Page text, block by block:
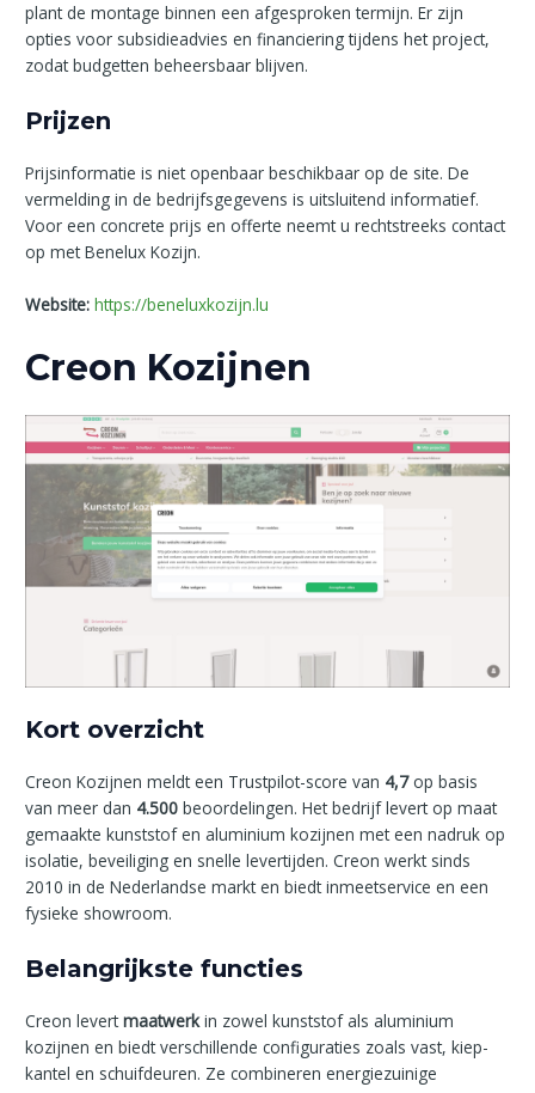
plant de montage binnen een afgesproken termijn. Er zijn
opties voor subsidieadvies en financiering tijdens het project,
zodat budgetten beheersbaar blijven.
Prijzen
Prijsinformatie is niet openbaar beschikbaar op de site. De
vermelding in de bedrijfsgegevens is uitsluitend informatief.
Voor een concrete prijs en offerte neemt u rechtstreeks contact
op met Benelux Kozijn.
Website: https://beneluxkozijn.lu
Creon Kozijnen
Kort overzicht
Creon Kozijnen meldt een Trustpilot-score van 4,7op basis
van meer dan 4.500 beoordelingen. Het bedrijf levert op maat
gemaakte kunststof en aluminium kozijnen met een nadruk op
isolatie, beveiliging en snelle levertijden. Creon werkt sinds
2010 in de Nederlandse markt en biedt inmeetservice en een
fysieke showroom.
Belangrijkste functies
Creon levertmaatwerkin zowel kunststof als aluminium
kozijnen en biedt verschillende configuraties zoals vast, kiep-
kantel en schuifdeuren. Ze combineren energiezuinige